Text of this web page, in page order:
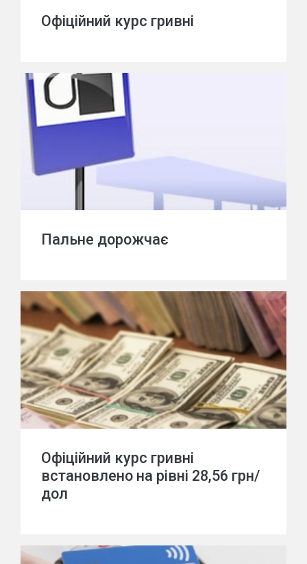
Офіційний курс гривні
Пальне дорожчає
Офіційний курс гривні
встановлено на рівні 28,56 грн/
дол